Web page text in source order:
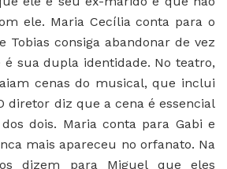
ele. Maria Cecília conta para o
Tobias consiga abandonar de vez
é sua dupla identidade. No teatro,
cenas do musical, que inclui
diretor diz que a cena é essencial
dois. Maria conta para Gabi e
mais apareceu no orfanato. Na
dizem para Miguel que eles